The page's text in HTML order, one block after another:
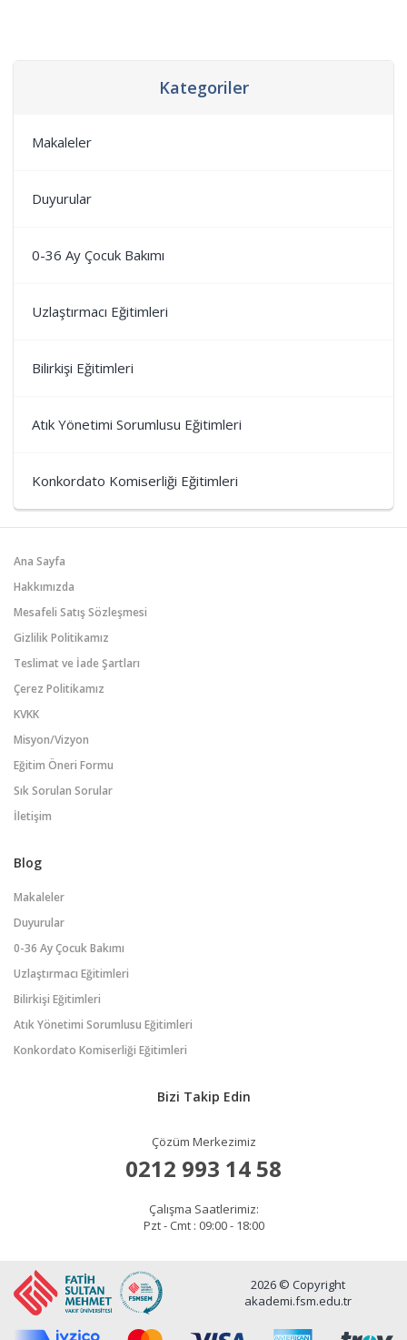
Kategoriler
Makaleler
Duyurular
0-36 Ay Çocuk Bakımı
Uzlaştırmacı Eğitimleri
Bilirkişi Eğitimleri
Atık Yönetimi Sorumlusu Eğitimleri
Konkordato Komiserliği Eğitimleri
Ana Sayfa
Hakkımızda
Mesafeli Satış Sözleşmesi
Gizlilik Politikamız
Teslimat ve İade Şartları
Çerez Politikamız
KVKK
Misyon/Vizyon
Eğitim Öneri Formu
Sık Sorulan Sorular
İletişim
Blog
Makaleler
Duyurular
0-36 Ay Çocuk Bakımı
Uzlaştırmacı Eğitimleri
Bilirkişi Eğitimleri
Atık Yönetimi Sorumlusu Eğitimleri
Konkordato Komiserliği Eğitimleri
Bizi Takip Edin
Çözüm Merkezimiz
0212 993 14 58
Çalışma Saatlerimiz:
Pzt - Cmt : 09:00 - 18:00
2026 © Copyright
akademi.fsm.edu.tr